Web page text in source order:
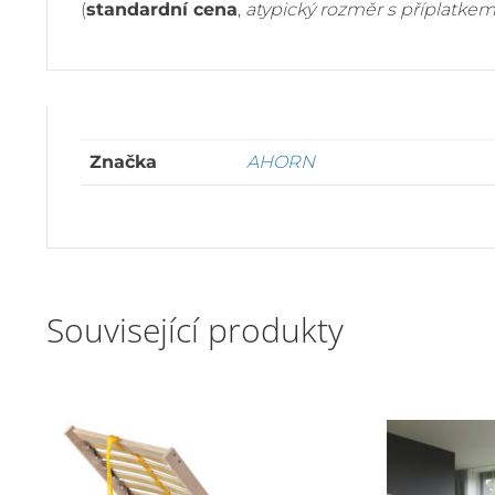
(standardní cena, atypický rozměr s příplatkem
Značka AHORN
Související produkty